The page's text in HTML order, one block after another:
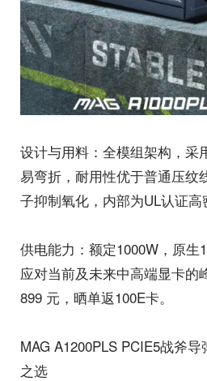
设计与用料：全模组架构，采
易弯折，耐用性优于普通压纹
子抑制氧化，内部为UL认证高
供电能力：额定1000W，原生
应对当前及未来中高端显卡的
899 元，晒单返100E卡。
MAG A1200PLS PCIE5战斧
之选